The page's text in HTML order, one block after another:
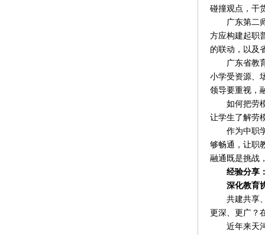
碰撞观点，干
广东第二师
方应构建起职
的联动，以及
广东省教育
小学受资源、
领导要重视，
如何把劳模
让学生了解劳
作为中职学
够畅通，让职
融通既是挑战
经验分享
深化教育协
共建共享、
更深、更广？
近年来天河